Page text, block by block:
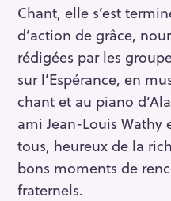
Chant, elle s’est
d’action de grâce,
rédigées par les
sur l’Espérance, en
chant et au piano
ami Jean-Louis Wathy
tous, heureux de la
bons moments de
fraternels.